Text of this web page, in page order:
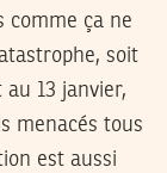
comme ça ne
soit
13 janvier,
menacés tous
est aussi